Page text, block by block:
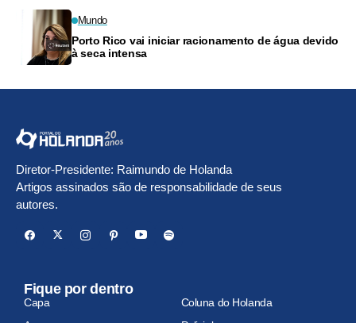
Mundo
Porto Rico vai iniciar racionamento de água devido
à seca intensa
Diretor-Presidente: Raimundo de Holanda
Artigos assinados são de responsabilidade de seus
autores.
Fique por dentro
Capa
Coluna do Holanda